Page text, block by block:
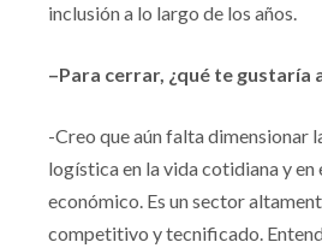
inclusión a lo largo de los años.
–Para cerrar, ¿qué te gustaría
-Creo que aún falta dimensionar
logística en la vida cotidiana y en
económico. Es un sector
competitivo y tecnificado.